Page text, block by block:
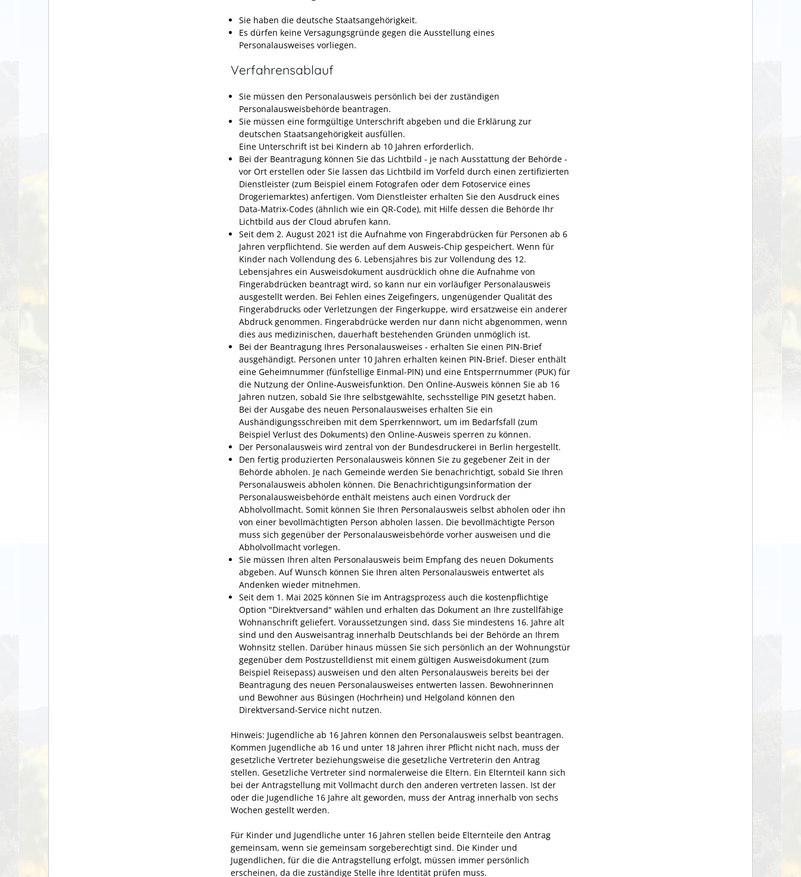
Sie haben die deutsche Staatsangehörigkeit.
Es dürfen keine Versagungsgründe gegen die Ausstellung eines
Personalausweises vorliegen.
Verfahrensablauf
Sie müssen den Personalausweis persönlich bei der zuständigen
Personalausweisbehörde beantragen.
Sie müssen eine formgültige Unterschrift abgeben und die Erklärung zur
deutschen Staatsangehörigkeit ausfüllen.
Eine Unterschrift ist bei Kindern ab 10 Jahren erforderlich.
Bei der Beantragung können Sie das Lichtbild - je nach Ausstattung der Behörde -
vor Ort erstellen oder Sie lassen das Lichtbild im Vorfeld durch einen zertifizierten
Dienstleister (zum Beispiel einem Fotografen oder dem Fotoservice eines
Drogeriemarktes) anfertigen. Vom Dienstleister erhalten Sie den Ausdruck eines
Data-Matrix-Codes (ähnlich wie ein QR-Code), mit Hilfe dessen die Behörde Ihr
Lichtbild aus der Cloud abrufen kann.
Seit dem 2. August 2021 ist die Aufnahme von Fingerabdrücken für Personen ab 6
Jahren verpflichtend. Sie werden auf dem Ausweis-Chip gespeichert. Wenn für
Kinder nach Vollendung des 6. Lebensjahres bis zur Vollendung des 12.
Lebensjahres ein Ausweisdokument ausdrücklich ohne die Aufnahme von
Fingerabdrücken beantragt wird, so kann nur ein vorläufiger Personalausweis
ausgestellt werden. Bei Fehlen eines Zeigefingers, ungenügender Qualität des
Fingerabdrucks oder Verletzungen der Fingerkuppe, wird ersatzweise ein anderer
Abdruck genommen. Fingerabdrücke werden nur dann nicht abgenommen, wenn
dies aus medizinischen, dauerhaft bestehenden Gründen unmöglich ist.
Bei der Beantragung Ihres Personalausweises - erhalten Sie einen PIN-Brief
ausgehändigt. Personen unter 10 Jahren erhalten keinen PIN-Brief. Dieser enthält
eine Geheimnummer (fünfstellige Einmal-PIN) und eine Entsperrnummer (PUK) für
die Nutzung der Online-Ausweisfunktion. Den Online-Ausweis können Sie ab 16
Jahren nutzen, sobald Sie Ihre selbstgewählte, sechsstellige PIN gesetzt haben.
Bei der Ausgabe des neuen Personalausweises erhalten Sie ein
Aushändigungsschreiben mit dem Sperrkennwort, um im Bedarfsfall (zum
Beispiel Verlust des Dokuments) den Online-Ausweis sperren zu können.
Der Personalausweis wird zentral von der Bundesdruckerei in Berlin hergestellt.
Den fertig produzierten Personalausweis können Sie zu gegebener Zeit in der
Behörde abholen. Je nach Gemeinde werden Sie benachrichtigt, sobald Sie Ihren
Personalausweis abholen können. Die Benachrichtigungsinformation der
Personalausweisbehörde enthält meistens auch einen Vordruck der
Abholvollmacht. Somit können Sie Ihren Personalausweis selbst abholen oder ihn
von einer bevollmächtigten Person abholen lassen. Die bevollmächtigte Person
muss sich gegenüber der Personalausweisbehörde vorher ausweisen und die
Abholvollmacht vorlegen.
Sie müssen Ihren alten Personalausweis beim Empfang des neuen Dokuments
abgeben. Auf Wunsch können Sie Ihren alten Personalausweis entwertet als
Andenken wieder mitnehmen.
Seit dem 1. Mai 2025 können Sie im Antragsprozess auch die kostenpflichtige
Option "Direktversand" wählen und erhalten das Dokument an Ihre zustellfähige
Wohnanschrift geliefert. Voraussetzungen sind, dass Sie mindestens 16. Jahre alt
sind und den Ausweisantrag innerhalb Deutschlands bei der Behörde an Ihrem
Wohnsitz stellen. Darüber hinaus müssen Sie sich persönlich an der Wohnungstür
gegenüber dem Postzustelldienst mit einem gültigen Ausweisdokument (zum
Beispiel Reisepass) ausweisen und den alten Personalausweis bereits bei der
Beantragung des neuen Personalausweises entwerten lassen. Bewohnerinnen
und Bewohner aus Büsingen (Hochrhein) und Helgoland können den
Direktversand-Service nicht nutzen.
Hinweis: Jugendliche ab 16 Jahren können den Personalausweis selbst beantragen.
Kommen Jugendliche ab 16 und unter 18 Jahren ihrer Pflicht nicht nach, muss der
gesetzliche Vertreter beziehungsweise die gesetzliche Vertreterin den Antrag
stellen. Gesetzliche Vertreter sind normalerweise die Eltern. Ein Elternteil kann sich
bei der Antragstellung mit Vollmacht durch den anderen vertreten lassen. Ist der
oder die Jugendliche 16 Jahre alt geworden, muss der Antrag innerhalb von sechs
Wochen gestellt werden.
Für Kinder und Jugendliche unter 16 Jahren stellen beide Elternteile den Antrag
gemeinsam, wenn sie gemeinsam sorgeberechtigt sind. Die Kinder und
Jugendlichen, für die die Antragstellung erfolgt, müssen immer persönlich
erscheinen, da die zuständige Stelle ihre Identität prüfen muss.